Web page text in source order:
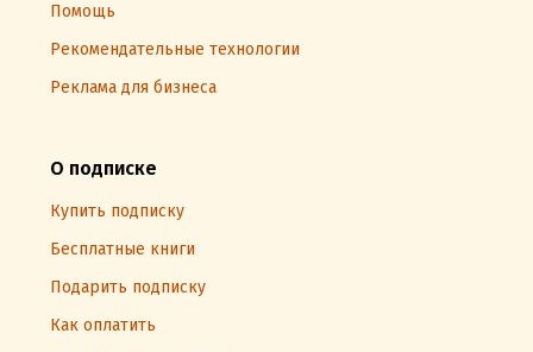
Помощь
Рекомендательные технологии
Реклама для бизнеса
О подписке
Купить подписку
Бесплатные книги
Подарить подписку
Как оплатить